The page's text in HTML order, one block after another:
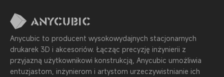
Anycubic to producent wysokowydajnych stacjonarnych
drukarek 3D i akcesoriów. Łącząc precyzję inżynierii z
przyjazną użytkownikowi konstrukcją, Anycubic umożliwia
entuzjastom, inżynierom i artystom urzeczywistnianie ich